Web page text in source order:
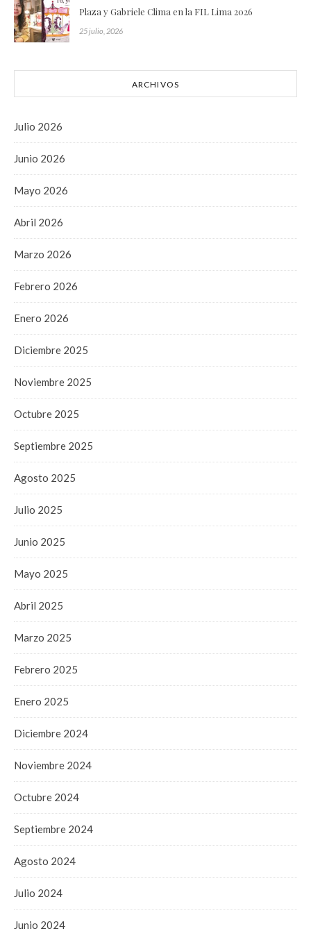
Plaza y Gabriele Clima en la FIL Lima 2026
25 julio, 2026
ARCHIVOS
Julio 2026
Junio 2026
Mayo 2026
Abril 2026
Marzo 2026
Febrero 2026
Enero 2026
Diciembre 2025
Noviembre 2025
Octubre 2025
Septiembre 2025
Agosto 2025
Julio 2025
Junio 2025
Mayo 2025
Abril 2025
Marzo 2025
Febrero 2025
Enero 2025
Diciembre 2024
Noviembre 2024
Octubre 2024
Septiembre 2024
Agosto 2024
Julio 2024
Junio 2024